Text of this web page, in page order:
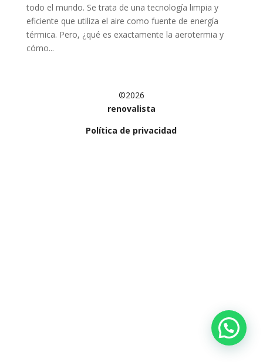
todo el mundo. Se trata de una tecnología limpia y
eficiente que utiliza el aire como fuente de energía
térmica. Pero, ¿qué es exactamente la aerotermia y
cómo...
©2026
renovalista
Política de privacidad